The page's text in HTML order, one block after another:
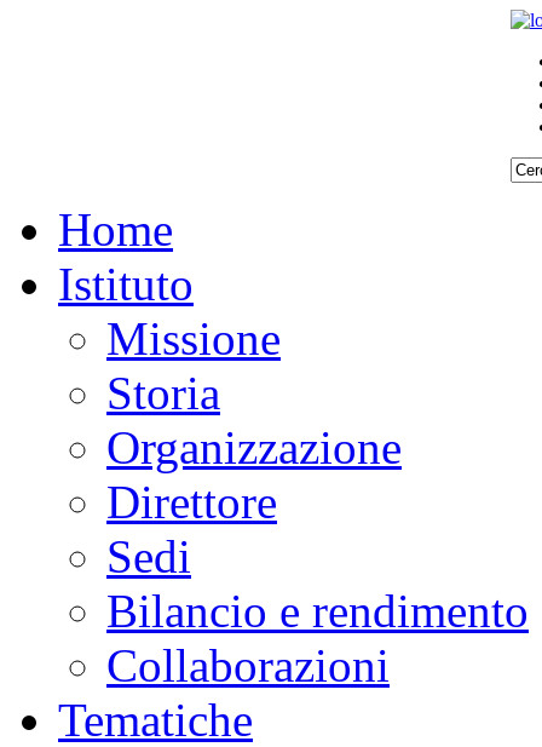
Home
Istituto
Missione
Storia
Organizzazione
Direttore
Sedi
Bilancio e rendimento
Collaborazioni
Tematiche